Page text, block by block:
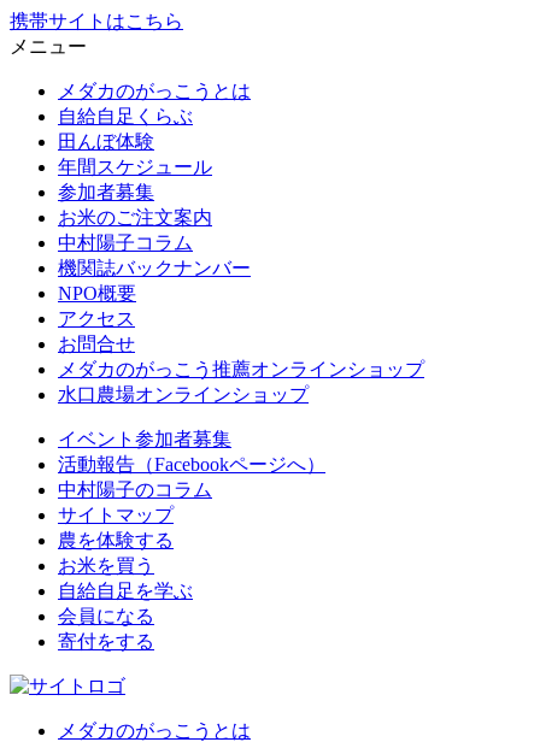
携帯サイトはこちら
メニュー
メダカのがっこうとは
自給自足くらぶ
田んぼ体験
年間スケジュール
参加者募集
お米のご注文案内
中村陽子コラム
機関誌バックナンバー
NPO概要
アクセス
お問合せ
メダカのがっこう推薦オンラインショップ
水口農場オンラインショップ
イベント参加者募集
活動報告（Facebookページへ）
中村陽子のコラム
サイトマップ
農を体験する
お米を買う
自給自足を学ぶ
会員になる
寄付をする
メダカのがっこうとは